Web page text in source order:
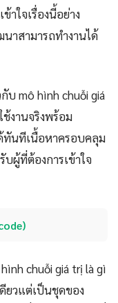
าใจเรื่องนี้อย่าง
าสามารถทำงานได้
บ mô hình chuỗi giá
งานจริงพร้อม
ทันทีเนื้อหาครอบคลุม
ผู้ที่ต้องการเข้าใจ
chuỗi giá trị là gì
ยวแต่เป็นชุดของ